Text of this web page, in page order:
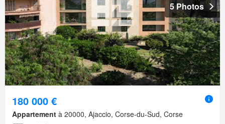
5 Photos
180 000 €
Appartement à 20000, Ajaccio, Corse-du-Sud, Corse